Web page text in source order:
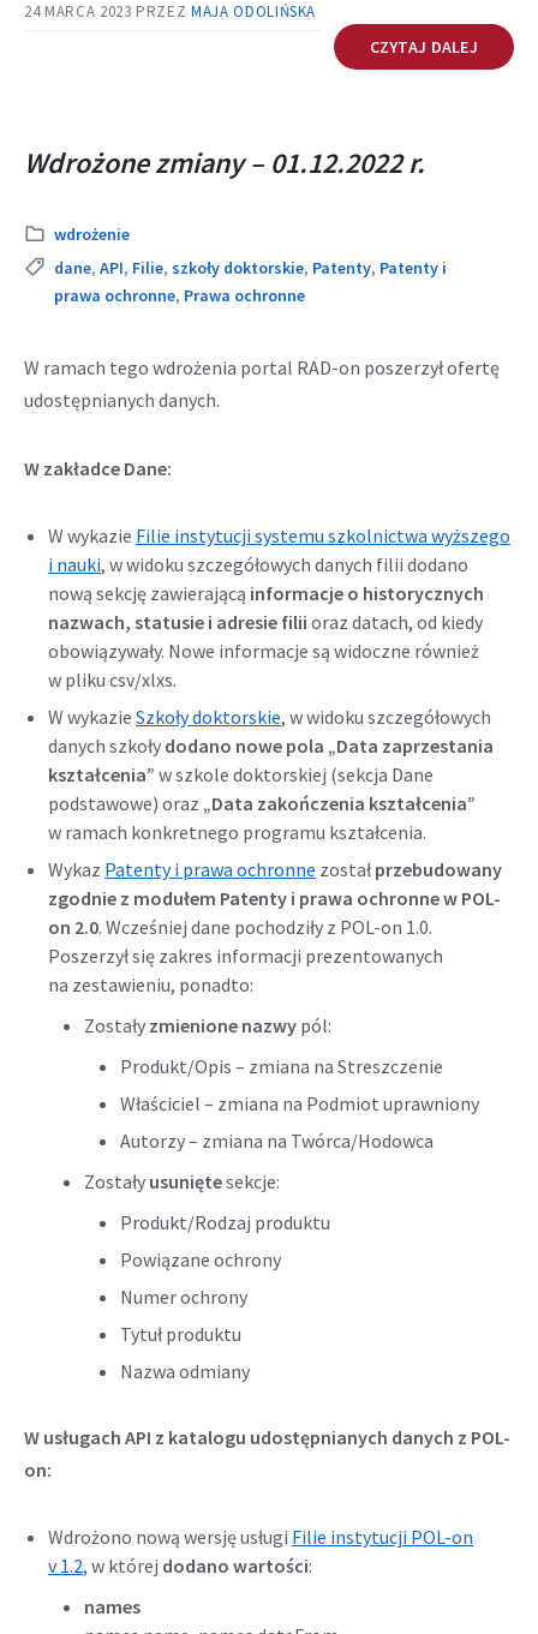
24 MARCA 2023 PRZEZMAJA ODOLIŃSKA
CZYTAJ DALEJ
Wdrożone zmiany – 01.12.2022 r.
Kategoria:
wdrożenie
Tags:
dane, API, Filie, szkoły doktorskie, Patenty, Patenty i
prawa ochronne, Prawa ochronne
W ramach tego wdrożenia portal RAD-on poszerzył ofertę
udostępnianych danych.
W zakładce Dane:
W wykazie Filie instytucji systemu szkolnictwa wyższego
i nauki, w widoku szczegółowych danych filii dodano
nową sekcję zawierającą informacje o historycznych
nazwach, statusie i adresie filii oraz datach, od kiedy
obowiązywały. Nowe informacje są widoczne również
w pliku csv/xlxs.
W wykazie Szkoły doktorskie, w widoku szczegółowych
danych szkoły dodano nowe pola „Data zaprzestania
kształcenia” w szkole doktorskiej (sekcja Dane
podstawowe) oraz „Data zakończenia kształcenia”
w ramach konkretnego programu kształcenia.
Wykaz Patenty i prawa ochronne zostałprzebudowany
zgodnie z modułem Patenty i prawa ochronne w POL-
on 2.0. Wcześniej dane pochodziły z POL-on 1.0.
Poszerzył się zakres informacji prezentowanych
na zestawieniu, ponadto:
Zostały zmienione nazwy pól:
Produkt/Opis – zmiana na Streszczenie
Właściciel – zmiana na Podmiot uprawniony
Autorzy – zmiana na Twórca/Hodowca
Zostały usuniętesekcje:
Produkt/Rodzaj produktu
Powiązane ochrony
Numer ochrony
Tytuł produktu
Nazwa odmiany
W usługach API z katalogu udostępnianych danych z POL-
on:
Wdrożono nową wersję usługi Filie instytucji POL-on
v 1.2, w której dodano wartości:
names